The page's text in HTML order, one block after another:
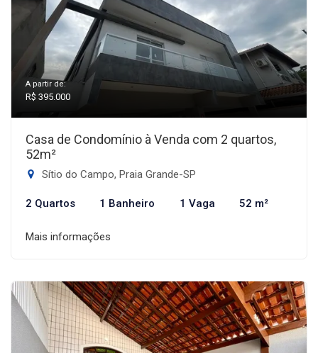
A partir de:
R$ 395.000
Casa de Condomínio à Venda com 2 quartos,
52m²
Sítio do Campo, Praia Grande-SP
2 Quartos 1 Banheiro 1 Vaga 52 m²
Mais informações